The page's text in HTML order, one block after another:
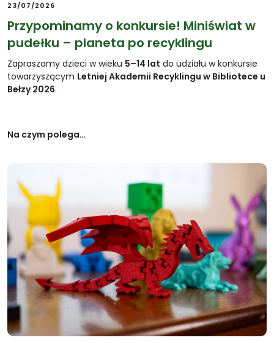
23/07/2026
Przypominamy o konkursie! Miniświat w
pudełku – planeta po recyklingu
Zapraszamy dzieci w wieku 5–14 lat do udziału w konkursie
towarzyszącym Letniej Akademii Recyklingu w Bibliotece u
Bełzy 2026.
Na czym polega…